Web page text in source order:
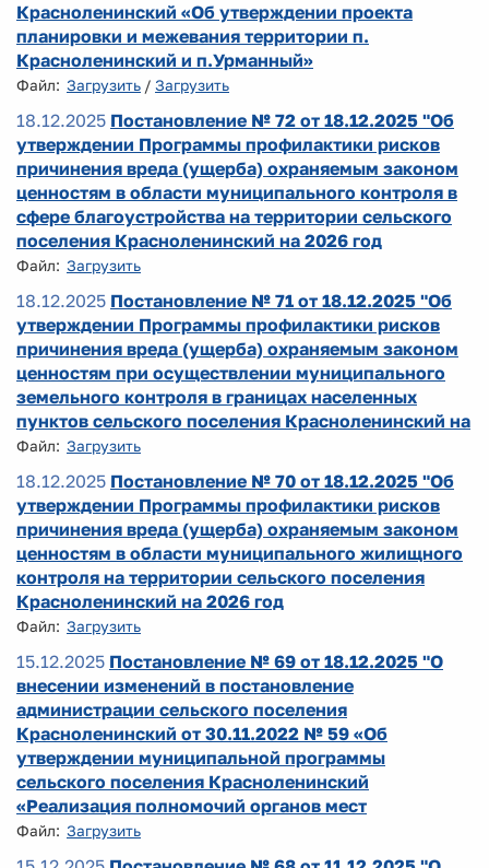
Красноленинский «Об утверждении проекта
планировки и межевания территории п.
Красноленинский и п.Урманный»
Файл: Загрузить / Загрузить
18.12.2025 Постановление № 72 от 18.12.2025 "Об
утверждении Программы профилактики рисков
причинения вреда (ущерба) охраняемым законом
ценностям в области муниципального контроля в
сфере благоустройства на территории сельского
поселения Красноленинский на 2026 год
Файл: Загрузить
18.12.2025 Постановление № 71 от 18.12.2025 "Об
утверждении Программы профилактики рисков
причинения вреда (ущерба) охраняемым законом
ценностям при осуществлении муниципального
земельного контроля в границах населенных
пунктов сельского поселения Красноленинский на
Файл: Загрузить
18.12.2025 Постановление № 70 от 18.12.2025 "Об
утверждении Программы профилактики рисков
причинения вреда (ущерба) охраняемым законом
ценностям в области муниципального жилищного
контроля на территории сельского поселения
Красноленинский на 2026 год
Файл: Загрузить
15.12.2025 Постановление № 69 от 18.12.2025 "О
внесении изменений в постановление
администрации сельского поселения
Красноленинский от 30.11.2022 № 59 «Об
утверждении муниципальной программы
сельского поселения Красноленинский
«Реализация полномочий органов мест
Файл: Загрузить